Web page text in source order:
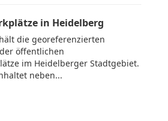
in Heidelberg
die georeferenzierten
öffentlichen
im Heidelberger Stadtgebiet.
neben...